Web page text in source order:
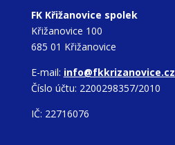
FK Křižanovice spolek
Křižanovice 100
685 01 Křižanovice
E-mail: info@fkkrizanovice.cz
Číslo účtu: 2200298357/2010
IČ: 22716076